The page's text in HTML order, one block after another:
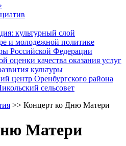
культурный слой
и молодежной политике
Российской Федерации
оценки качества оказания услуг
культуры
центр Оренбургского района
сельсовет
>> Концерт ко Дню Матери
Матери